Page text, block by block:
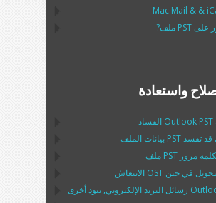
Mac Mail & &
علىPST ملف?
واستعادة
Outlook PST الفساد
قد تفسدPST بيانات الملف
مرور PST ملف
في حين OST الانتعاش
رسائل البريد الإلكتروني, بنود أخرى